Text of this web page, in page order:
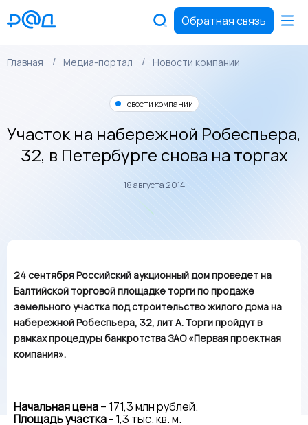
Обратная связь
Главная Медиа-портал Новости компании
Новости компании
Участок на набережной Робеспьера,
32, в Петербурге снова на торгах
18 августа 2014
24 сентября Российский аукционный дом проведет на
Балтийской торговой площадке торги по продаже
земельного участка под строительство жилого дома на
набережной Робеспьера, 32, лит А. Торги пройдут в
рамках процедуры банкротства ЗАО «Первая проектная
компания».
Начальная цена– 171,3 млн рублей.
Площадь участка- 1,3 тыс. кв. м.